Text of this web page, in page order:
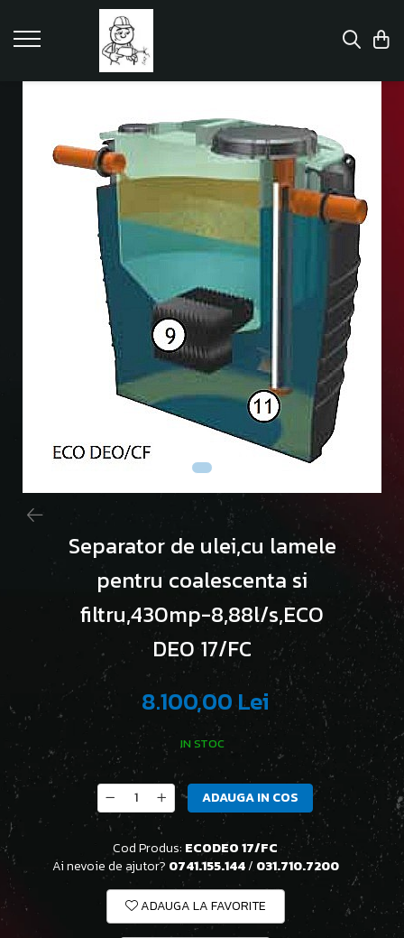
Separator de ulei,cu lamele
pentru coalescenta si
filtru,430mp-8,88l/s,ECO
DEO 17/FC
8.100,00 Lei
IN STOC
ADAUGA IN COS
Cod Produs: ECODEO 17/FC
Ai nevoie de ajutor? 0741.155.144/ 031.710.7200
ADAUGA LA FAVORITE